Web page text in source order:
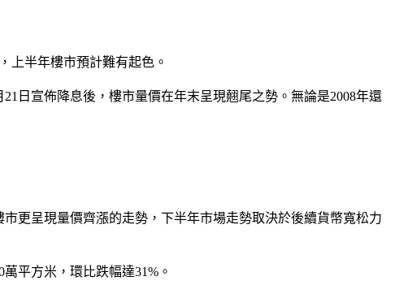
上半年樓市預計難有起色。
日宣佈降息後，樓市量價在年末呈現翹尾之勢。無論是2008年還
更呈現量價齊漲的走勢，下半年市場走勢取決於後續貨幣寬松力
平方米，環比跌幅達31%。